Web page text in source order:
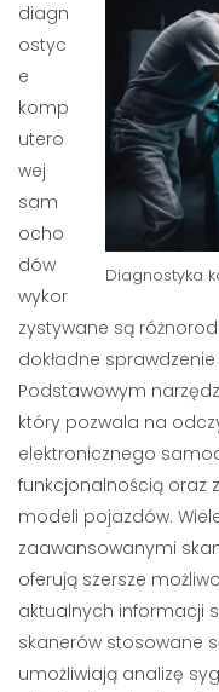
Diagnostyka
diagn
ostyc
e
komp
utero
wej
sam
ocho
dów
wykor
zystywane są
dokładne
Podstawowym
który pozwala na
elektronicznego
funkcjonalnością oraz
modeli pojazdów.
zaawansowanymi
oferują szersze
aktualnych informacji
skanerów stosowane
umożliwiają analizę